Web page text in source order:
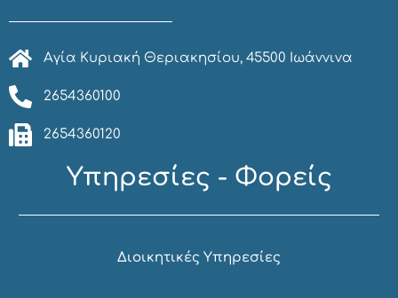
Αγία Κυριακή Θεριακησίου, 45500 Ιωάννινα
2654360100
2654360120
Υπηρεσίες - Φορείς
Διοικητικές Υπηρεσίες